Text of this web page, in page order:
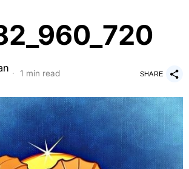
1 min read SHARE